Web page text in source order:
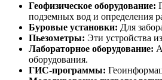
Геофизическое оборудование:
подземных вод и определения
Буровые установки: Для
Пьезометры: Эти устройства
Лабораторное оборудование:
оборудования.
ГИС-программы: